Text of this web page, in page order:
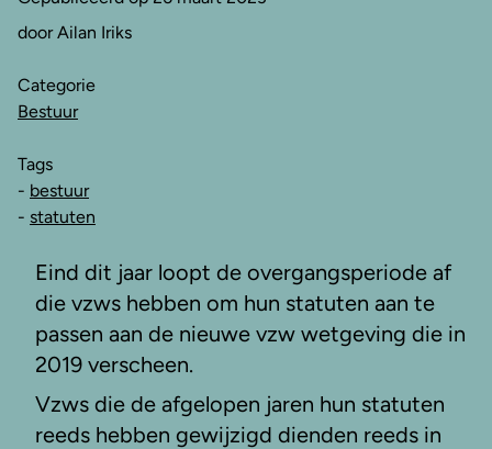
door Ailan Iriks
Categorie
Bestuur
Tags
- bestuur
- statuten
Eind dit jaar loopt de overgangsperiode af
die vzws hebben om hun statuten aan te
passen aan de nieuwe vzw wetgeving die in
2019 verscheen.
Vzws die de afgelopen jaren hun statuten
reeds hebben gewijzigd dienden reeds in